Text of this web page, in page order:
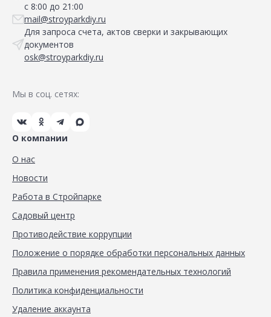
с 8:00 до 21:00
mail@stroyparkdiy.ru
Для запроса счета, актов сверки и закрывающих
документов
osk@stroyparkdiy.ru
Мы в соц. сетях:
О компании
О нас
Новости
Работа в Стройпарке
Садовый центр
Противодействие коррупции
Положение о порядке обработки персональных данных
Правила применения рекомендательных технологий
Политика конфиденциальности
Удаление аккаунта